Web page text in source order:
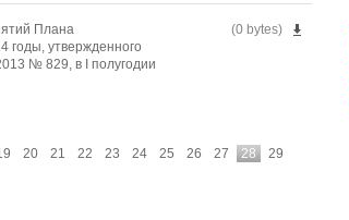
(0 bytes)
Плана
годы, утвержденного
№ 829, в I полугодии
20 21 22 23 24 25 26 27 28
29